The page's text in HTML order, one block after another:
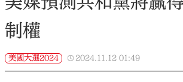
制權
美國大選2024 2024.11.12 01:49